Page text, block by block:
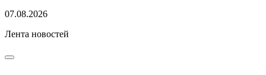
07.08.2026
Лента новостей